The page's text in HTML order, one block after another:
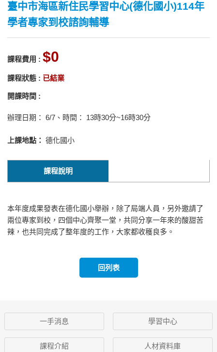
臺中市海區新住民學習中心(德化國小)114年
學者專家到校諮詢輔導
課程費用 : 0
課程狀態 : 已結業
開課時間 :
辦理日期： 6/7、時間： 13時30分~16時30分
上課地點： 德化國小
課程說明
本年度成果發表在德化國小舉辦，除了局端人員，另外邀請了
兩位專家到校，四個中心齊聚一堂，共同分享一年來的酸甜苦
辣，也共同完成了整年度的工作，大家都收穫良多。
回列表
一手消息 學習中心
課程介紹 人材資料庫